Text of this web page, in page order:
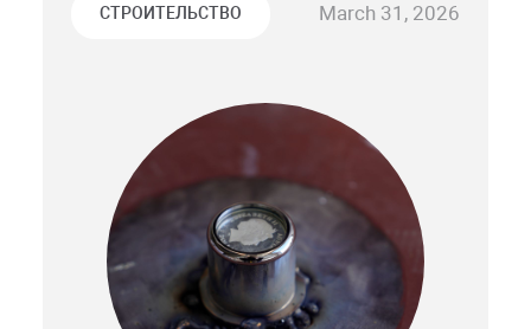
СТРОИТЕЛЬСТВО March 31, 2026